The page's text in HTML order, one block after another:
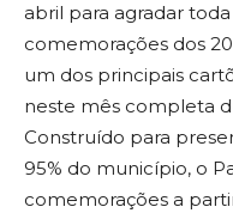
abril para agradar
comemorações dos
um dos principais
neste mês completa
Construído para
95% do município, o
comemorações a